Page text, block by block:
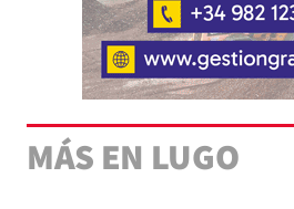
MÁS EN LUGO